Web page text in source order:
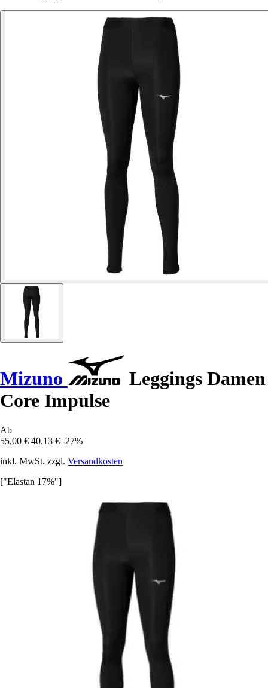
Mizuno
Leggings Damen
Core Impulse
Ab
55,00 € 40,13 € -27%
inkl. MwSt. zzgl. Versandkosten
["Elastan 17%"]